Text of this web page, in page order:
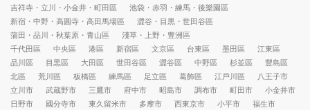
吉祥寺・立川・小金井・町田區
池袋・赤羽・練馬・後樂園區
新宿・中野・高圓寺・高田馬場區
澀谷・目黒・世田谷區
蒲田・品川・秋葉原・青山區
淺草・上野・豊洲區
千代田區
中央區 港區 新宿區 文京區 台東區 墨田區
江東區
品川區
目黒區 大田區 世田谷區 澀谷區 中野區 杉並區
豐島區
北區
荒川區 板橋區 練馬區 足立區 葛飾區 江戶川區
八王子市
立川市
武蔵野市 三鷹市 府中市 昭島市 調布市 町田市
小金井市
日野市
國分寺市 東久留米市 多摩市 西東京市 小平市
福生市